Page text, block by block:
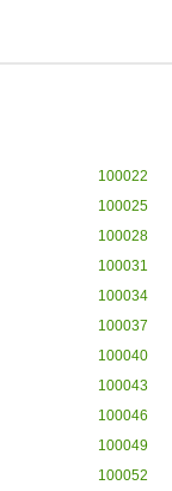
100022
100025
100028
100031
100034
100037
100040
100043
100046
100049
100052